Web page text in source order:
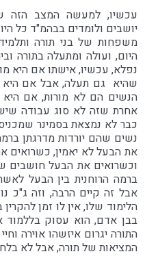
עכשיו, למעשה המצב הזה
יושבים ולומדים בבהמ"ד כל
משפחות של בני תורה
היום, ועולה ומתעלה בתורה
נפלא, עכשיו, אישתו אם היא
שהיא גם תעלה, אבל אם היא
הנשים הם לא מורות, אם
אחרת שזה לא סוג עבודה שיש
כבר לא נמצאת בסמינר
נשים שהם יורדות מדרגתן
את הבעל לא יאמין,
וכשרואים את הבעל חושבים
ברמה הרוחנית בין הבעל
אבל זה קיים הרבה, וזה ג"כ
הלימוד שלו, אין לו זמן
בבן אדם, הוא עסוק
התורה יגרום איזשהו אוירה
המציאות של תורה, אבל לא